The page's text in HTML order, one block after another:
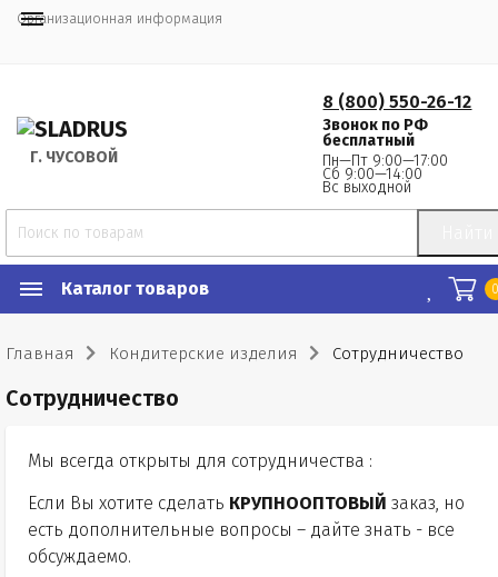
Организационная информация
Г. ЧУСОВОЙ
8 (800) 550-26-12
Звонок по РФ
бесплатный
Пн—Пт 9:00—17:00
Сб 9:00—14:00
Вс выходной
Каталог товаров
Главная Кондитерские изделия Сотрудничество
Сотрудничество
Мы всегда открыты для сотрудничества :
Если Вы хотите сделать КРУПНООПТОВЫЙ заказ, но
есть дополнительные вопросы – дайте знать - все
обсуждаемо.